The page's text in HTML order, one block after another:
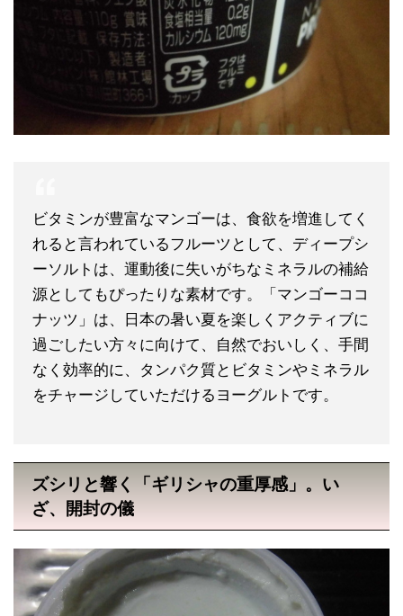
ビタミンが豊富なマンゴーは、食欲を増進してく
れると言われているフルーツとして、ディープシ
ーソルトは、運動後に失いがちなミネラルの補給
源としてもぴったりな素材です。「マンゴーココ
ナッツ」は、日本の暑い夏を楽しくアクティブに
過ごしたい方々に向けて、自然でおいしく、手間
なく効率的に、タンパク質とビタミンやミネラル
をチャージしていただけるヨーグルトです。
ズシリと響く「ギリシャの重厚感」。い
ざ、開封の儀